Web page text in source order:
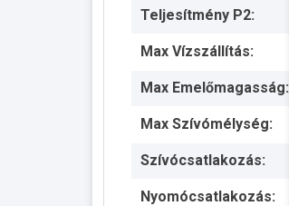
Teljesítmény P2:
Max Vízszállítás:
Max Emelőmagasság:
Max Szívómélység:
Szívócsatlakozás:
Nyomócsatlakozás: